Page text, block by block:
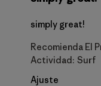
simply great!
Recomienda El
Actividad: Surf
Ajuste